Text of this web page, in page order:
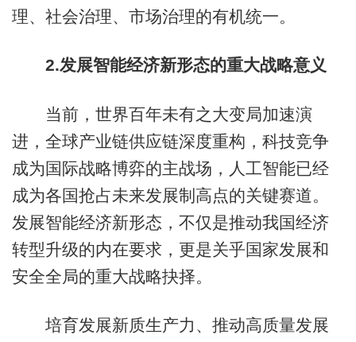
理、社会治理、市场治理的有机统一。
2.发展智能经济新形态的重大战略意义
当前，世界百年未有之大变局加速演
进，全球产业链供应链深度重构，科技竞争
成为国际战略博弈的主战场，人工智能已经
成为各国抢占未来发展制高点的关键赛道。
发展智能经济新形态，不仅是推动我国经济
转型升级的内在要求，更是关乎国家发展和
安全全局的重大战略抉择。
培育发展新质生产力、推动高质量发展